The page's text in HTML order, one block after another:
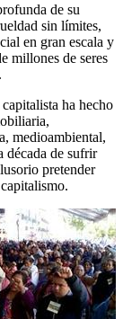
de su
sin límites,
en gran escala y
millones de seres
ha hecho
medioambiental,
década de sufrir
pretender